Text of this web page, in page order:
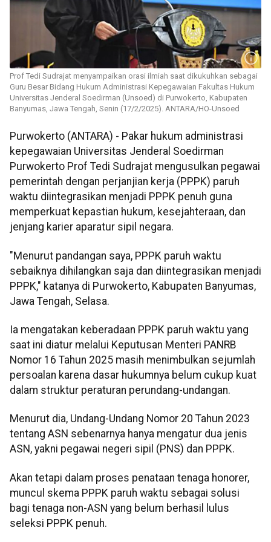
Prof Tedi Sudrajat menyampaikan orasi ilmiah saat dikukuhkan sebagai
Guru Besar Bidang Hukum Administrasi Kepegawaian Fakultas Hukum
Universitas Jenderal Soedirman (Unsoed) di Purwokerto, Kabupaten
Banyumas, Jawa Tengah, Senin (17/2/2025). ANTARA/HO-Unsoed
Purwokerto (ANTARA) - Pakar hukum administrasi
kepegawaian Universitas Jenderal Soedirman
Purwokerto Prof Tedi Sudrajat mengusulkan pegawai
pemerintah dengan perjanjian kerja (PPPK) paruh
waktu diintegrasikan menjadi PPPK penuh guna
memperkuat kepastian hukum, kesejahteraan, dan
jenjang karier aparatur sipil negara.
"Menurut pandangan saya, PPPK paruh waktu
sebaiknya dihilangkan saja dan diintegrasikan menjadi
PPPK," katanya di Purwokerto, Kabupaten Banyumas,
Jawa Tengah, Selasa.
Ia mengatakan keberadaan PPPK paruh waktu yang
saat ini diatur melalui Keputusan Menteri PANRB
Nomor 16 Tahun 2025 masih menimbulkan sejumlah
persoalan karena dasar hukumnya belum cukup kuat
dalam struktur peraturan perundang-undangan.
Menurut dia, Undang-Undang Nomor 20 Tahun 2023
tentang ASN sebenarnya hanya mengatur dua jenis
ASN, yakni pegawai negeri sipil (PNS) dan PPPK.
Akan tetapi dalam proses penataan tenaga honorer,
muncul skema PPPK paruh waktu sebagai solusi
bagi tenaga non-ASN yang belum berhasil lulus
seleksi PPPK penuh.